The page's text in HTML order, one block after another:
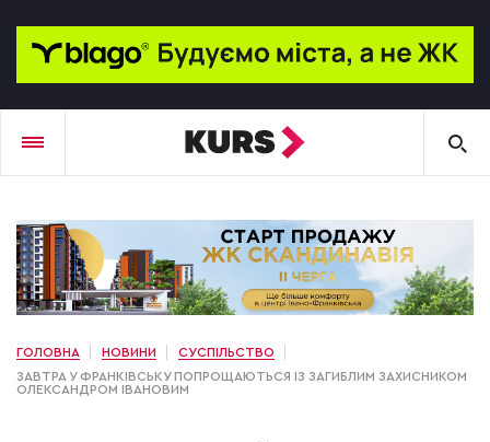
ГОЛОВНА НОВИНИ
СУСПІЛЬСТВО
ЗАВТРА У ФРАНКІВСЬКУ ПОПРОЩАЮТЬСЯ ІЗ ЗАГИБЛИМ ЗАХИСНИКОМ
ОЛЕКСАНДРОМ ІВАНОВИМ